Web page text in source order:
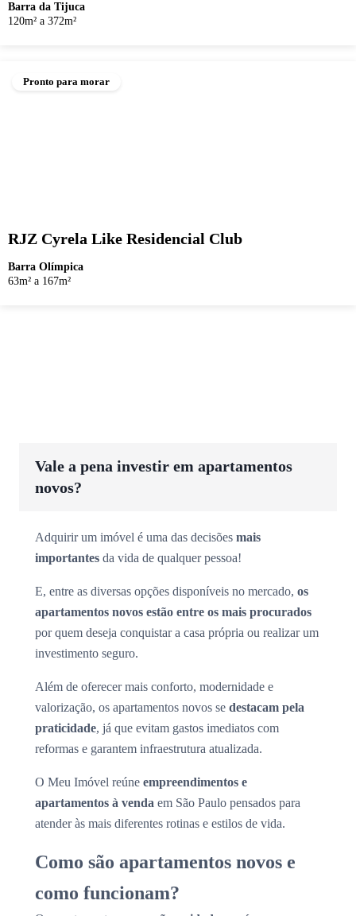
Barra da Tijuca
120m² a 372m²
Pronto para morar
RJZ Cyrela Like Residencial Club
Barra Olímpica
63m² a 167m²
Vale a pena investir em apartamentos
novos?
Adquirir um imóvel é uma das decisões mais
importantes da vida de qualquer pessoa!
E, entre as diversas opções disponíveis no mercado, os
apartamentos novos estão entre os mais procurados
por quem deseja conquistar a casa própria ou realizar um
investimento seguro.
Além de oferecer mais conforto, modernidade e
valorização, os apartamentos novos se destacam pela
praticidade, já que evitam gastos imediatos com
reformas e garantem infraestrutura atualizada.
O Meu Imóvel reúne empreendimentos e
apartamentos à venda em São Paulo pensados para
atender às mais diferentes rotinas e estilos de vida.
Como são apartamentos novos e
como funcionam?